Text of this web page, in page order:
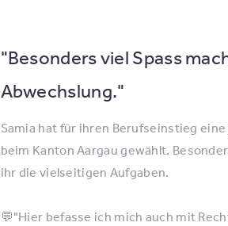
"Besonders viel Spass
Abwechslung."
Samia hat für ihren Berufseinstieg
beim Kanton Aargau gewählt.
ihr die vielseitigen Aufgaben.
💬"Hier befasse ich mich auch mit